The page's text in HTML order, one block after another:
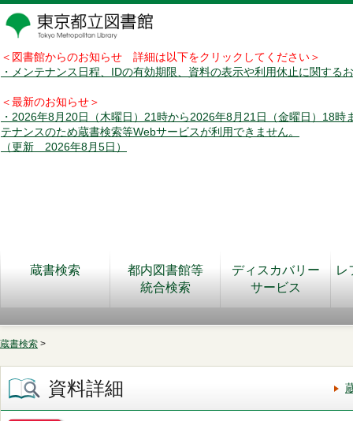
＜図書館からのお知らせ 詳細は以下をクリックしてください＞
・メンテナンス日程、IDの有効期限、資料の表示や利用休止に関する
＜最新のお知らせ＞
・2026年8月20日（木曜日）21時から2026年8月21日（金曜日）18時
テナンスのため蔵書検索等Webサービスが利用できません。
（更新 2026年8月5日）
蔵書検索
都内図書館等
統合検索
ディスカバリー
サービス
レ
蔵書検索 >
資料詳細